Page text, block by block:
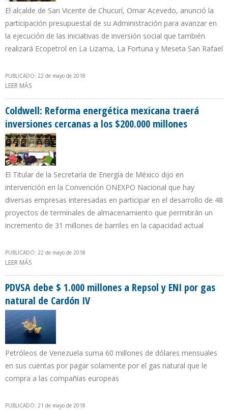
El alcalde de San Vicente de Chucurí, Omar Acevedo, anunció la
participación presupuestal de su Administración para avanzar en
la ejecución de las iniciativas de inversión social que también
realizará Ecopetrol en La Lizama, La Fortuna y Meseta San Rafael
PUBLICADO: 22 de mayo de 2018
LEER MÁS
Coldwell: Reforma energética mexicana traerá
inversiones cercanas a los $200.000 millones
El Titular de la Secretaría de Energía de México dijo en
intervención en la Convención ONEXPO Nacional que hay
diversas empresas interesadas en participar en el desarrollo de 48
proyectos de terminales de almacenamiento que permitirán un
incremento de 31 millones de barriles en la capacidad actual
PUBLICADO: 22 de mayo de 2018
LEER MÁS
PDVSA debe $ 1.000 millones a Repsol y ENI por gas
natural de Cardón IV
Petróleos de Venezuela suma 60 millones de dólares mensuales
en sus cuentas por pagar solamente por el gas natural que le
compra a las compañías europeas
PUBLICADO: 21 de mayo de 2018